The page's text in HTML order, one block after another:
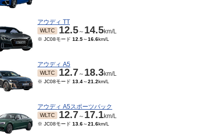
アウディ TT
WLTC 12.5～ 14.5km/L
※ JC08モード 12.5～16.6km/L
アウディ A5
WLTC 12.7～ 18.3km/L
※ JC08モード 13.4～21.2km/L
アウディ A5スポーツバック
WLTC 12.7～ 17.1km/L
※ JC08モード 13.6～21.6km/L